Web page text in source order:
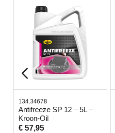
134.34678
Antifreeze SP 12 – 5L –
Kroon-Oil
€ 57,95